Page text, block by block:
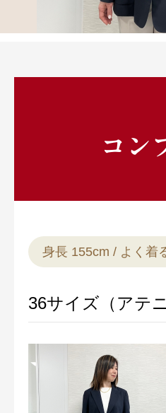
スキンケア
身長 155cm / よく着
36サイズ（アテ